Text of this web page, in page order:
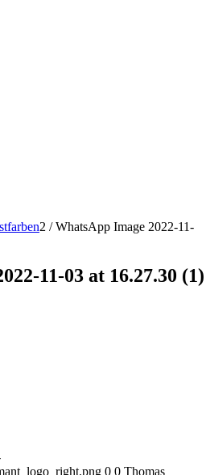
2 / WhatsApp Image 2022-11-
11-03 at 16.27.30 (1)
0 0 Thomas